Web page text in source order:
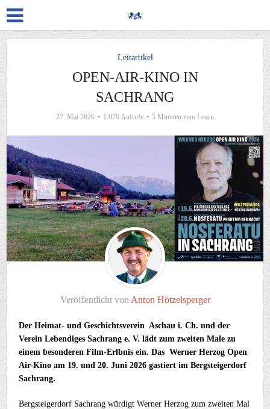
Leitartikel
OPEN-AIR-KINO IN
SACHRANG
27. Mai 2026 1.076 Aufrufe 5 Minuten zum Lesen
Veröffentlicht von Anton Hötzelsperger
Der Heimat- und Geschichtsverein Aschau i. Ch. und der
Verein Lebendiges Sachrang e. V. lädt zum zweiten Male zu
einem besonderen Film-Erlbnis ein. Das Werner Herzog Open
Air-Kino am 19. und 20. Juni 2026 gastiert im Bergsteigerdorf
Sachrang.
Bergsteigerdorf Sachrang würdigt Werner Herzog zum zweiten Mal